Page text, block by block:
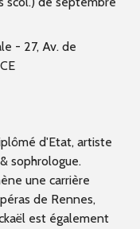
- 27, Av. de
d'Etat, artiste
sophrologue.
une carrière
de Rennes,
est également